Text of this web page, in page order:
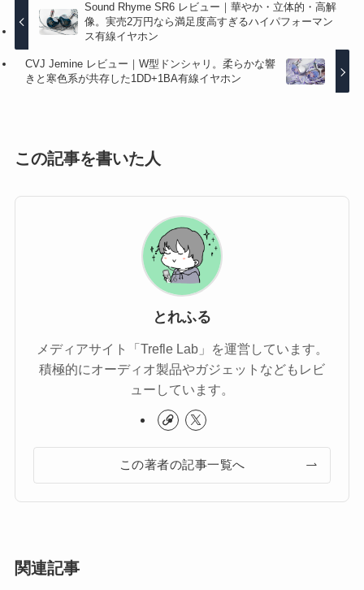
Sound Rhyme SR6 レビュー｜華やか・立体的・高解
像。実売2万円なら満足度高すぎるハイパフォーマン
ス有線イヤホン
CVJ Jemine レビュー｜W型ドンシャリ。柔らかな響
きと寒色系が共存した1DD+1BA有線イヤホン
この記事を書いた人
とれふる
メディアサイト「Trefle Lab」を運営しています。
積極的にオーディオ製品やガジェットなどもレビ
ューしています。
この著者の記事一覧へ
関連記事